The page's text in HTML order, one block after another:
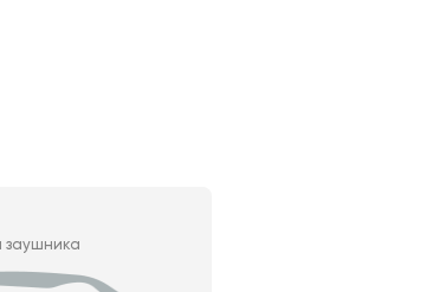
заушника